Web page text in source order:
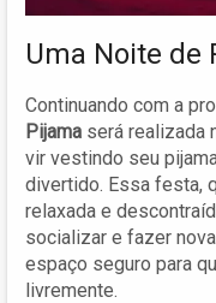
Uma Noite de
Continuando com a
Pijama será realizada
vir vestindo seu
divertido. Essa festa,
relaxada e
socializar e fazer
espaço seguro para
livremente.